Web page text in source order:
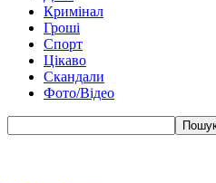
Кримінал
Гроші
Спорт
Цікаво
Скандали
Фото/Відео